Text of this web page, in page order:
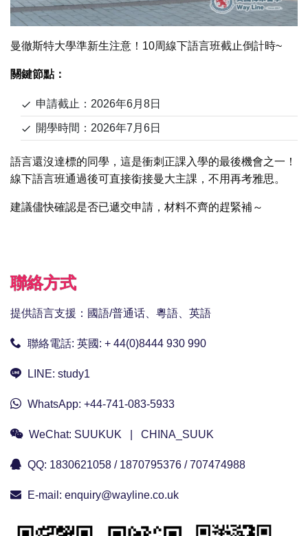
曼徹斯特大學準新生注意！10周線下語言班截止倒計時~
關鍵節點：
申請截止：2026年6月8日
開學時間：2026年7月6日
語言還沒達標的同學，這是衝刺正課入學的最後機會之一！
線下語言班通過後可直接銜接曼大主課，不用再考雅思。
建議儘快確認是否已遞交申請，材料不齊的趕緊補～
聯絡方式
提供語言支援：國語/普通话、粵語、英語
聯絡電話: 英國: + 44(0)8444 930 990
LINE: study1
WhatsApp: +44-741-083-5933
WeChat: SUUKUK | CHINA_SUUK
QQ: 1830621058 / 1870795376 / 707474988
E-mail: enquiry@wayline.co.uk